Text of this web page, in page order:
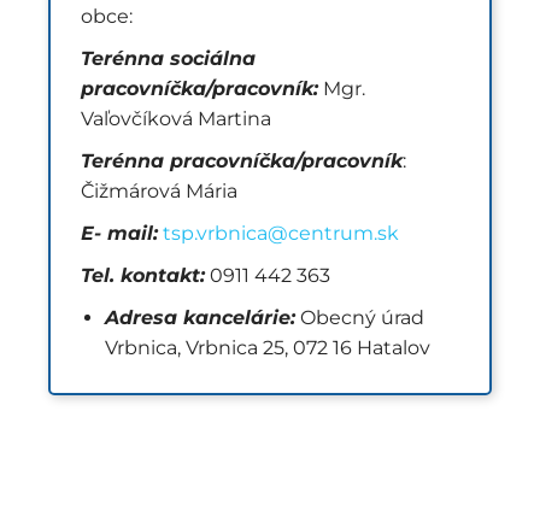
obce:
Terénna sociálna
pracovníčka/pracovník:Mgr.
Vaľovčíková Martina
Terénna pracovníčka/pracovník:
Čižmárová Mária
E- mail: tsp.vrbnica@centrum.sk
Tel. kontakt:0911 442 363
Adresa kancelárie:Obecný úrad
Vrbnica, Vrbnica 25, 072 16 Hatalov